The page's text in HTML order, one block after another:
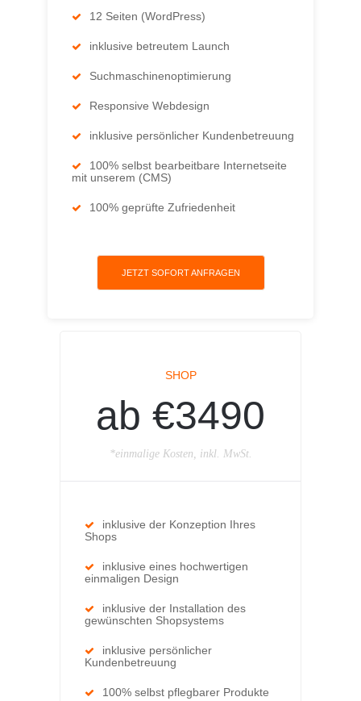
12 Seiten (WordPress)
inklusive betreutem Launch
Suchmaschinenoptimierung
Responsive Webdesign
inklusive persönlicher Kundenbetreuung
100% selbst bearbeitbare Internetseite
mit unserem (CMS)
100% geprüfte Zufriedenheit
JETZT SOFORT ANFRAGEN
SHOP
ab €3490
*einmalige Kosten, inkl. MwSt.
inklusive der Konzeption Ihres
Shops
inklusive eines hochwertigen
einmaligen Design
inklusive der Installation des
gewünschten Shopsystems
inklusive persönlicher
Kundenbetreuung
100% selbst pflegbarer Produkte